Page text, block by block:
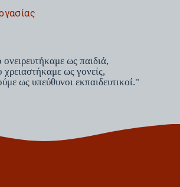
ονειρευτήκαμε ως παιδιά,
χρειαστήκαμε ως γονείς,
ως υπεύθυνοι εκπαιδευτικοί."